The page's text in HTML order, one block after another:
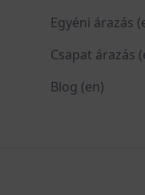
Egyéni árazás
Csapat árazás
Blog (en)